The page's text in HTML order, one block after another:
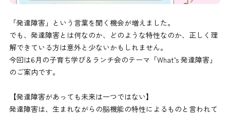
「発達障害」という言葉を聞く機会が増えました。
でも、発達障害とは何なのか、どのような特性なのか、正しく理
解できている方は意外と少ないかもしれません。
今回は6月の子育ち学び＆ランチ会のテーマ「What’s 発達障害」
のご案内です。
【発達障害があっても未来は一つではない】
発達障害は、生まれながらの脳機能の特性によるものと言われて